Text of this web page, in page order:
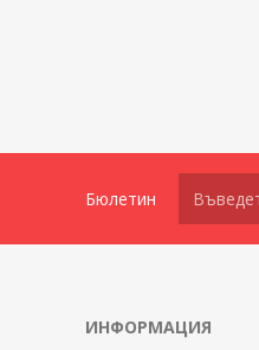
Бюлетин
ИНФОРМАЦИЯ